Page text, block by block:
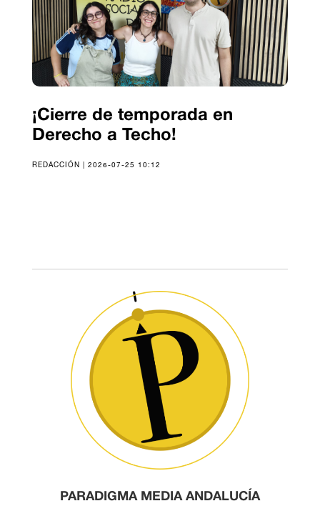
¡Cierre de temporada en
Derecho a Techo!
REDACCIÓN | 2026-07-25 10:12
PARADIGMA MEDIA ANDALUCÍA